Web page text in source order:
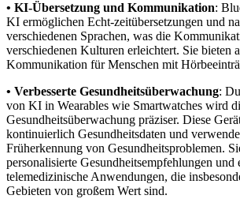
• KI-Übersetzung und Kommunikation:
KI ermöglichen Echt-zeitübersetzungen und
verschiedenen Sprachen, was die
verschiedenen Kulturen erleichtert. Sie bieten
Kommunikation für Menschen mit
• Verbesserte Gesundheitsüberwachung:
von KI in Wearables wie Smartwatches wird
Gesundheitsüberwachung präziser. Diese
kontinuierlich Gesundheitsdaten und
Früherkennung von Gesundheitsproblemen.
personalisierte Gesundheitsempfehlungen und
telemedizinische Anwendungen, die
Gebieten von großem Wert sind.